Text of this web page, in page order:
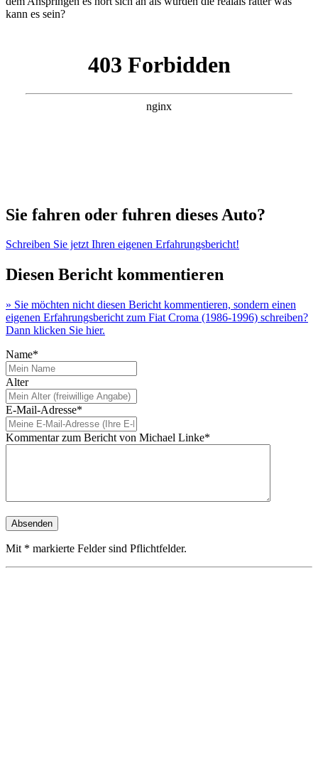
kann es sein?
Sie fahren oder fuhren dieses Auto?
Schreiben Sie jetzt Ihren eigenen Erfahrungsbericht!
Diesen Bericht kommentieren
» Sie möchten nicht diesen Bericht kommentieren, sondern einen
eigenen Erfahrungsbericht zum Fiat Croma (1986-1996) schreiben?
Dann klicken Sie hier.
Name*
Alter
E-Mail-Adresse*
Kommentar zum Bericht von Michael Linke*
Mit * markierte Felder sind Pflichtfelder.